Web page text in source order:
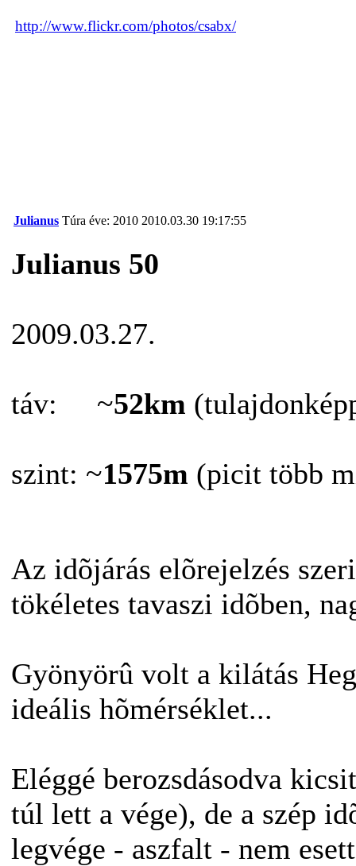
http://www.flickr.com/photos/csabx/
Julianus Túra éve: 2010 2010.03.30 19:17:55
Julianus 50
2009.03.27.
táv: ~52km
szint: ~1575m (picit több
Az idõjárás elõrejelzés
tökéletes tavaszi idõben,
Gyönyörû volt a kilátás
ideális hõmérséklet...
Eléggé berozsdásodva
túl lett a vége), de a szép
legvége - aszfalt - nem